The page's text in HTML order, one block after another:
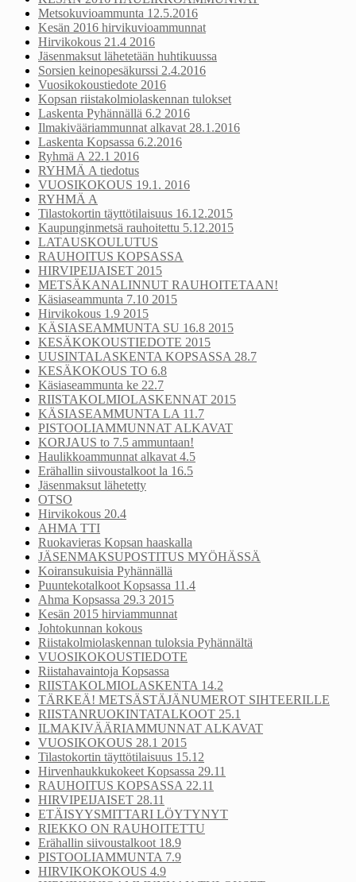
Metsokuvioammunta 12.5.2016
Kesän 2016 hirvikuvioammunnat
Hirvikokous 21.4 2016
Jäsenmaksut lähetetään huhtikuussa
Sorsien keinopesäkurssi 2.4.2016
Vuosikokoustiedote 2016
Kopsan riistakolmiolaskennan tulokset
Laskenta Pyhännällä 6.2 2016
Ilmakivääriammunnat alkavat 28.1.2016
Laskenta Kopsassa 6.2.2016
Ryhmä A 22.1 2016
RYHMÄ A tiedotus
VUOSIKOKOUS 19.1. 2016
RYHMÄ A
Tilastokortin täyttötilaisuus 16.12.2015
Kaupunginmetsä rauhoitettu 5.12.2015
LATAUSKOULUTUS
RAUHOITUS KOPSASSA
HIRVIPEIJAISET 2015
METSÄKANALINNUT RAUHOITETAAN!
Käsiaseammunta 7.10 2015
Hirvikokous 1.9 2015
KÄSIASEAMMUNTA SU 16.8 2015
KESÄKOKOUSTIEDOTE 2015
UUSINTALASKENTA KOPSASSA 28.7
KESÄKOKOUS TO 6.8
Käsiaseammunta ke 22.7
RIISTAKOLMIOLASKENNAT 2015
KÄSIASEAMMUNTA LA 11.7
PISTOOLIAMMUNNAT ALKAVAT
KORJAUS to 7.5 ammuntaan!
Haulikkoammunnat alkavat 4.5
Erähallin siivoustalkoot la 16.5
Jäsenmaksut lähetetty
OTSO
Hirvikokous 20.4
AHMA TTI
Ruokavieras Kopsan haaskalla
JÄSENMAKSUPOSTITUS MYÖHÄSSÄ
Koiransukuisia Pyhännällä
Puuntekotalkoot Kopsassa 11.4
Ahma Kopsassa 29.3 2015
Kesän 2015 hirviammunnat
Johtokunnan kokous
Riistakolmiolaskennan tuloksia Pyhännältä
VUOSIKOKOUSTIEDOTE
Riistahavaintoja Kopsassa
RIISTAKOLMIOLASKENTA 14.2
TÄRKEÄ! METSÄSTÄJÄNUMEROT SIHTEERILLE
RIISTANRUOKINTATALKOOT 25.1
ILMAKIVÄÄRIAMMUNNAT ALKAVAT
VUOSIKOKOUS 28.1 2015
Tilastokortin täyttötilaisuus 15.12
Hirvenhaukkukokeet Kopsassa 29.11
RAUHOITUS KOPSASSA 22.11
HIRVIPEIJAISET 28.11
ETÄISYYSMITTARI LÖYTYNYT
RIEKKO ON RAUHOITETTU
Erähallin siivoustalkoot 18.9
PISTOOLIAMMUNTA 7.9
HIRVIKOKOKOUS 4.9